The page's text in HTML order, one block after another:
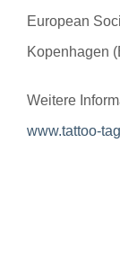
European
Kopenhagen
Weitere
www.tattoo-